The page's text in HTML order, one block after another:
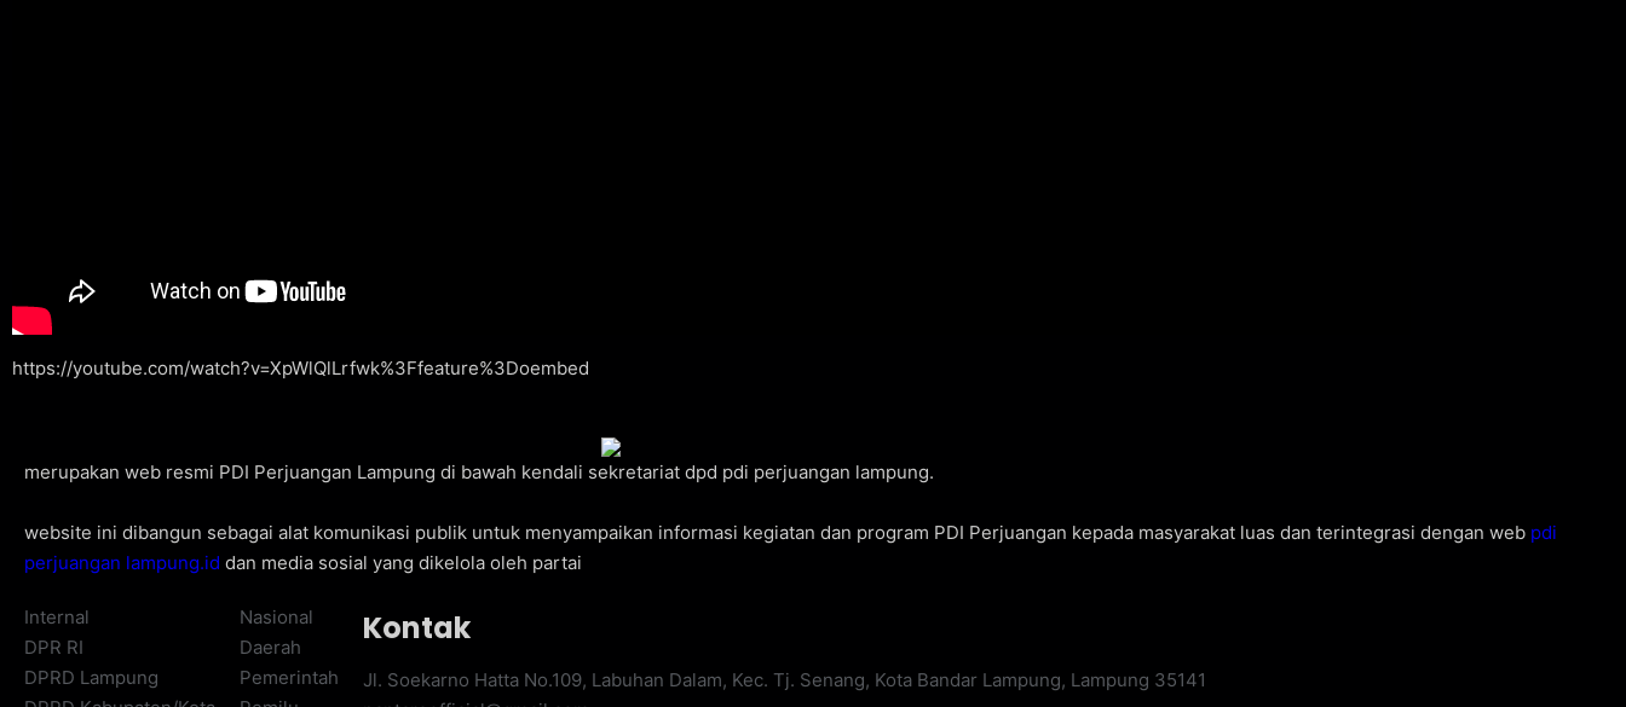
https://youtube.com/watch?v=XpWlQlLrfwk%3Ffeature%3Doembed
merupakan web resmi PDI Perjuangan Lampung di bawah kendali sekretariat dpd pdi perjuangan lampung.
website ini dibangun sebagai alat komunikasi publik untuk menyampaikan informasi kegiatan dan program PDI Perjuangan kepada masyarakat luas dan terintegrasi dengan web pdi
perjuangan lampung.id dan media sosial yang dikelola oleh partai
Internal
DPR RI
DPRD Lampung
Nasional
Daerah
Pemerintah
Kontak
Jl. Soekarno Hatta No.109, Labuhan Dalam, Kec. Tj. Senang, Kota Bandar Lampung, Lampung 35141